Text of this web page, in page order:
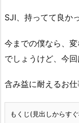
SJI、持ってて良か
今までの僕なら、
でしょうけど、今回
含み益に耐えるお仕
もくじ(見出しからす